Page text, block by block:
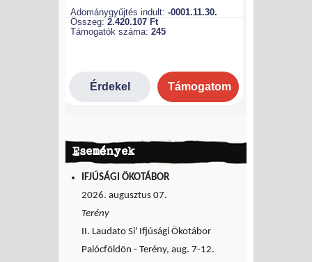
Események
IFJÚSÁGI ÖKOTÁBOR
2026. augusztus 07.
Terény
II. Laudato Si' Ifjúsági Ökotábor
Palócföldön - Terény, aug. 7-12.